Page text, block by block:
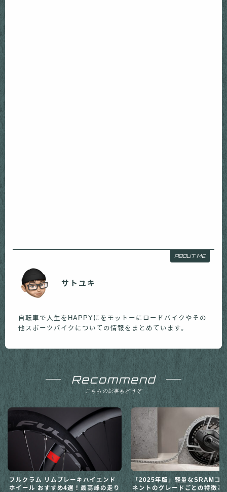
ABOUT ME
サトユキ
自転車で人生をHAPPYにをモットーにロードバイクやその
他スポーツバイクについての情報をまとめています。
Recommend
こちらの記事もどうぞ
フルクラム リムブレーキハイエンド
ホイール おすすめ4選！最高峰の走り
「2025年版」軽量なSRAMコ
ネントのグレードごとの特徴と